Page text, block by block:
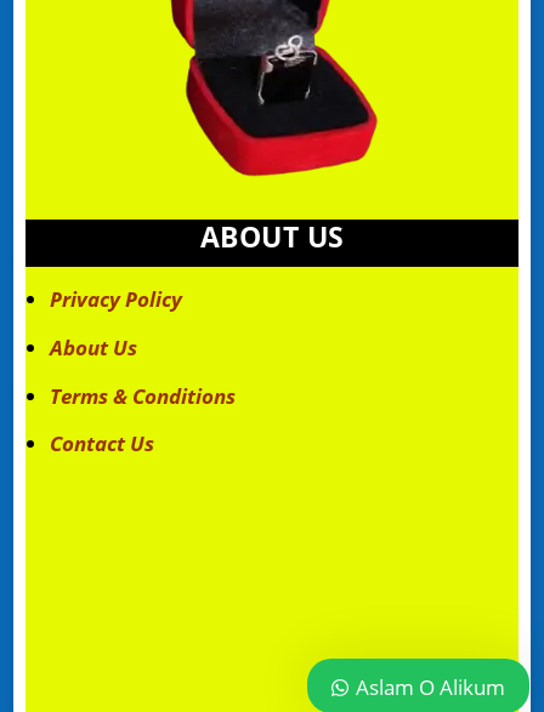
ABOUT US
Privacy Policy
About Us
Terms & Conditions
Contact Us
Aslam O Alikum